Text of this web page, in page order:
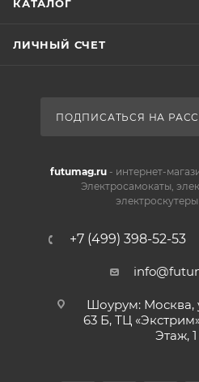
КАТАЛОГ
ЛИЧНЫЙ СЧЕТ
ПОДПИСАТЬСЯ НА
futumag.ru- интернет-
Электросамокаты,
+7 (499) 398-52-53
Шоурум: Москва,
63 Б, ТЦ
Этаж,